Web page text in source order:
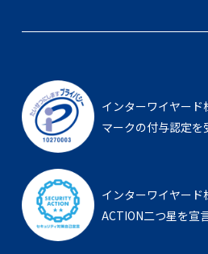
インターワイヤード
マークの付与認定を
インターワイヤード
ACTION二つ星を宣